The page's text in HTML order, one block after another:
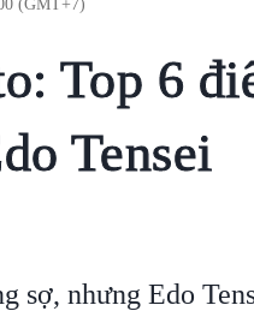
(GMT+7)
Top 6
Tensei
sợ, nhưng Edo